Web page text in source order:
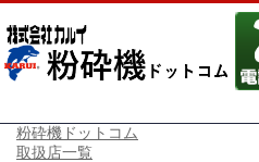
粉砕機ドットコム
取扱店一覧